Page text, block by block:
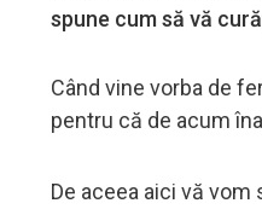
spune cum să vă
Când vine vorba de
pentru că de acum
De aceea aici vă